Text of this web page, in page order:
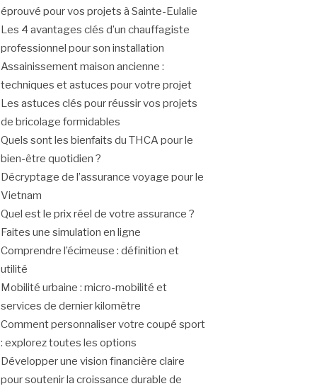
éprouvé pour vos projets à Sainte-Eulalie
Les 4 avantages clés d’un chauffagiste
professionnel pour son installation
Assainissement maison ancienne :
techniques et astuces pour votre projet
Les astuces clés pour réussir vos projets
de bricolage formidables
Quels sont les bienfaits du THCA pour le
bien-être quotidien ?
Décryptage de l’assurance voyage pour le
Vietnam
Quel est le prix réel de votre assurance ?
Faites une simulation en ligne
Comprendre l’écimeuse : définition et
utilité
Mobilité urbaine : micro-mobilité et
services de dernier kilomètre
Comment personnaliser votre coupé sport
: explorez toutes les options
Développer une vision financière claire
pour soutenir la croissance durable de